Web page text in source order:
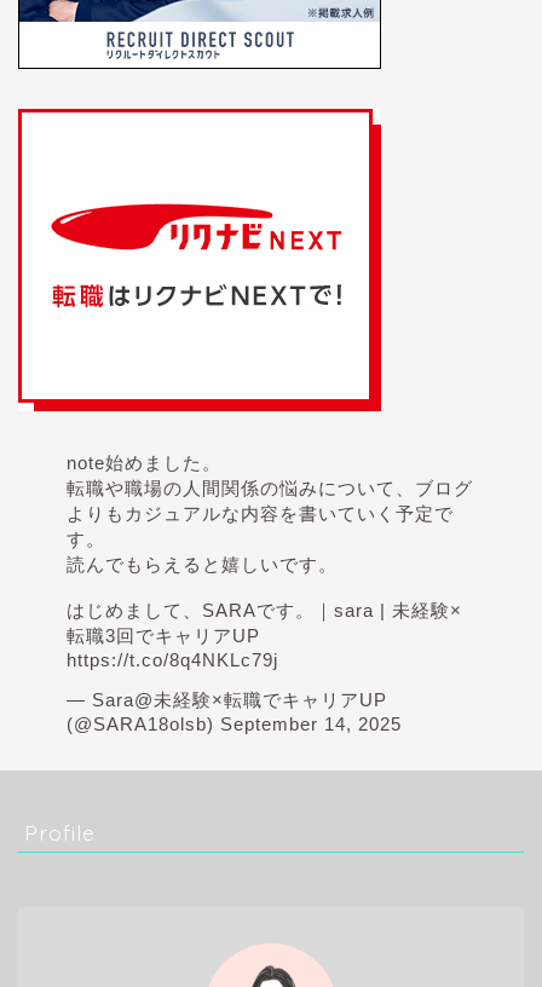
note始めました。
転職や職場の人間関係の悩みについて、ブログ
よりもカジュアルな内容を書いていく予定で
す。
読んでもらえると嬉しいです。
はじめまして、SARAです。｜sara | 未経験×
転職3回でキャリアUP
https://t.co/8q4NKLc79j
— Sara@未経験×転職でキャリアUP
(@SARA18olsb) September 14, 2025
Profile